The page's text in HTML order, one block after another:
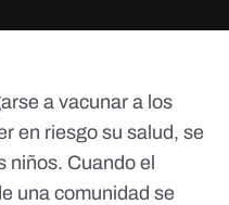
a vacunar a los
en riesgo su salud, se
niños. Cuando el
una comunidad se